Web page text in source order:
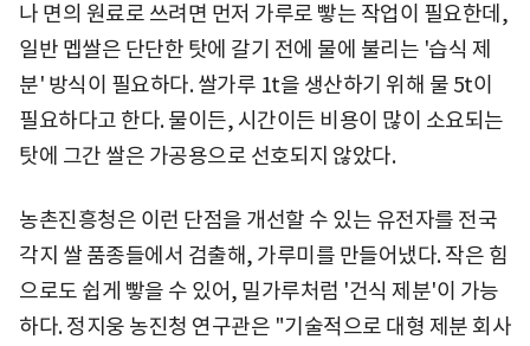
나 면의 원료로 쓰려면 먼저 가루로 빻는 작업이 필요한데,
일반 멥쌀은 단단한 탓에 갈기 전에 물에 불리는 '습식 제
분' 방식이 필요하다. 쌀가루 1t을 생산하기 위해 물 5t이
필요하다고 한다. 물이든, 시간이든 비용이 많이 소요되는
탓에 그간 쌀은 가공용으로 선호되지 않았다.
농촌진흥청은 이런 단점을 개선할 수 있는 유전자를 전국
각지 쌀 품종들에서 검출해, 가루미를 만들어냈다. 작은 힘
으로도 쉽게 빻을 수 있어, 밀가루처럼 '건식 제분'이 가능
하다. 정지웅 농진청 연구관은 "기술적으로 대형 제분 회사